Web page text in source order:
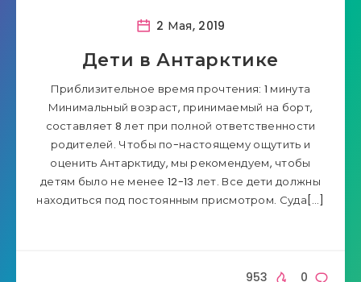
2 Мая, 2019
Дети в Антарктике
Приблизительное время прочтения: 1 минута
Минимальный возраст, принимаемый на борт,
составляет 8 лет при полной ответственности
родителей. Чтобы по-настоящему ощутить и
оценить Антарктиду, мы рекомендуем, чтобы
детям было не менее 12-13 лет. Все дети должны
находиться под постоянным присмотром. Суда[…]
0
953